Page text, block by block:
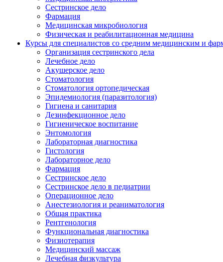
Сестринское дело
Фармация
Медицинская микробиология
Физическая и реабилитационная медицина
Курсы для специалистов со средним медицинским и
Организация сестринского дела
Лечебное дело
Акушерское дело
Стоматология
Стоматология ортопедическая
Эпидемиология (паразитология)
Гигиена и санитария
Дезинфекционное дело
Гигиеническое воспитание
Энтомология
Лабораторная диагностика
Гистология
Лабораторное дело
Фармация
Сестринское дело
Сестринское дело в педиатрии
Операционное дело
Анестезиология и реаниматология
Общая практика
Рентгенология
Функциональная диагностика
Физиотерапия
Медицинский массаж
Лечебная физкультура